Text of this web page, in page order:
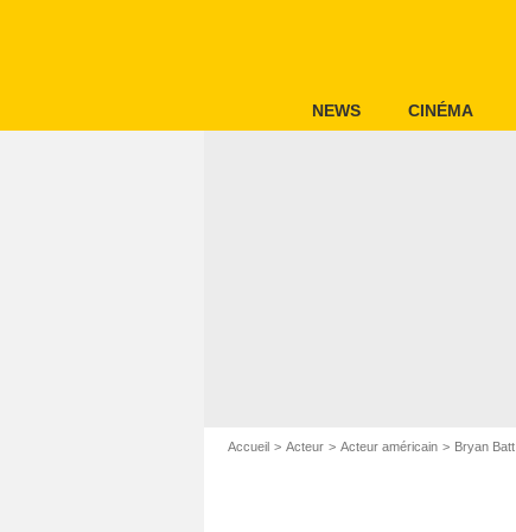
NEWS CINÉMA
Accueil Acteur Acteur américain Bryan Batt